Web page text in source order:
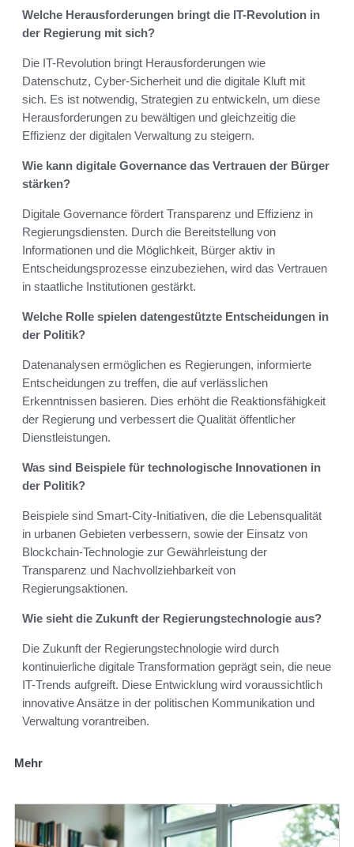
Welche Herausforderungen bringt die IT-Revolution in
der Regierung mit sich?
Die IT-Revolution bringt Herausforderungen wie
Datenschutz, Cyber-Sicherheit und die digitale Kluft mit
sich. Es ist notwendig, Strategien zu entwickeln, um diese
Herausforderungen zu bewältigen und gleichzeitig die
Effizienz der digitalen Verwaltung zu steigern.
Wie kann digitale Governance das Vertrauen der Bürger
stärken?
Digitale Governance fördert Transparenz und Effizienz in
Regierungsdiensten. Durch die Bereitstellung von
Informationen und die Möglichkeit, Bürger aktiv in
Entscheidungsprozesse einzubeziehen, wird das Vertrauen
in staatliche Institutionen gestärkt.
Welche Rolle spielen datengestützte Entscheidungen in
der Politik?
Datenanalysen ermöglichen es Regierungen, informierte
Entscheidungen zu treffen, die auf verlässlichen
Erkenntnissen basieren. Dies erhöht die Reaktionsfähigkeit
der Regierung und verbessert die Qualität öffentlicher
Dienstleistungen.
Was sind Beispiele für technologische Innovationen in
der Politik?
Beispiele sind Smart-City-Initiativen, die die Lebensqualität
in urbanen Gebieten verbessern, sowie der Einsatz von
Blockchain-Technologie zur Gewährleistung der
Transparenz und Nachvollziehbarkeit von
Regierungsaktionen.
Wie sieht die Zukunft der Regierungstechnologie aus?
Die Zukunft der Regierungstechnologie wird durch
kontinuierliche digitale Transformation geprägt sein, die neue
IT-Trends aufgreift. Diese Entwicklung wird voraussichtlich
innovative Ansätze in der politischen Kommunikation und
Verwaltung vorantreiben.
Mehr